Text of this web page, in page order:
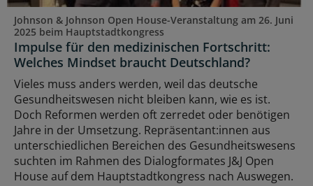
Johnson & Johnson Open House-Veranstaltung am 26. Juni
2025 beim Hauptstadtkongress
Impulse für den medizinischen Fortschritt:
Welches Mindset braucht Deutschland?
Vieles muss anders werden, weil das deutsche
Gesundheitswesen nicht bleiben kann, wie es ist.
Doch Reformen werden oft zerredet oder benötigen
Jahre in der Umsetzung. Repräsentant:innen aus
unterschiedlichen Bereichen des Gesundheitswesens
suchten im Rahmen des Dialogformates J&J Open
House auf dem Hauptstadtkongress nach Auswegen.